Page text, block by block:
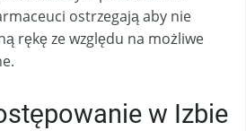
ostrzegają aby nie
rękę ze względu na możliwe
w Izbie